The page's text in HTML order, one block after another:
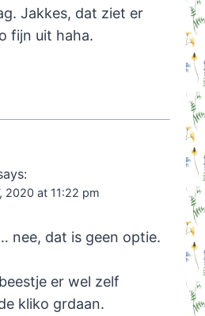
Jakkes, dat ziet er
fijn uit haha.
2020 at 11:22 pm
nee, dat is geen optie.
er wel zelf
kliko grdaan.